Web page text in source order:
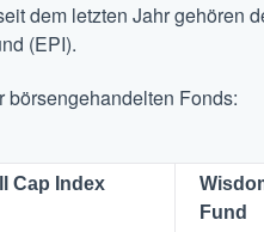
dem letzten Jahr gehören
(EPI).
Fonds:
Cap Index
Fund